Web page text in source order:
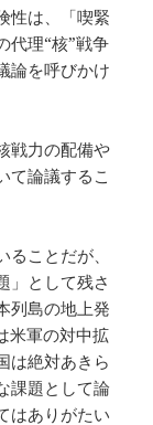
性は、「喫緊
代理“核”戦争
論を呼びかけ
戦力の配備や
て論議するこ
ことだが、
」として残さ
列島の地上発
米軍の対中拡
は絶対あきら
課題として論
はありがたい